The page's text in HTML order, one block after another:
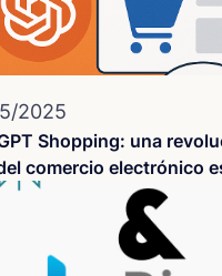
2025
Shopping: una
comercio electrónico